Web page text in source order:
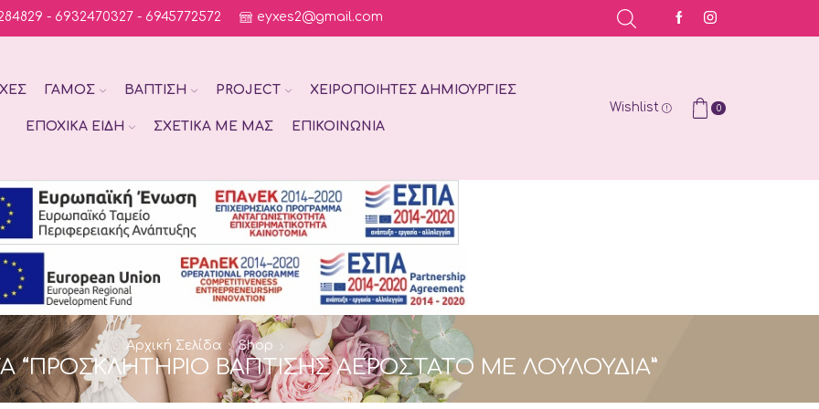
- 6932470327 - 6945772572 eyxes2@gmail.com
ΓΆΜΟΣ ΒΆΠΤΙΣΗ PROJECT ΧΕΙΡΟΠΟΊΗΤΕΣ ΔΗΜΙΟΥΡΓΊΕΣ
ΕΠΟΧΙΚΆ ΕΊΔΗ ΣΧΕΤΙΚΆ ΜΕ ΜΑΣ ΕΠΙΚΟΙΝΩΝΊΑ
Wishlist 0
Αρχική Σελίδα Shop
“ΠΡΟΣΚΛΗΤΉΡΙΟ ΒΆΠΤΙΣΗΣ ΑΕΡΌΣΤΑΤΟ ΜΕ ΛΟΥΛΟΎΔΙΑ”